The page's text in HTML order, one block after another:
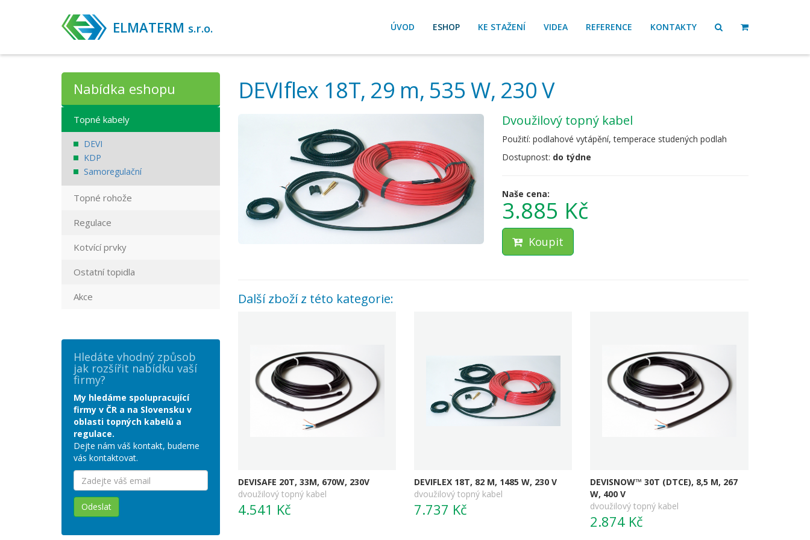
ELMATERM s.r.o. ÚVOD ESHOP KE STAŽENÍ VIDEA REFERENCE KONTAKTY
DEVIflex 18T, 29 m, 535 W, 230 V
dvoužilový topný kabel
Použití: podlahové vytápění, temperace studených podlah
Dostupnost: do týdne
Naše cena:
3.885 Kč
Koupit
Další zboží z této kategorie:
DEVISAFE 20T, 33M, 670W, 230V
dvoužilový topný kabel
4.541 Kč
DEVIFLEX 18T, 82 M, 1485 W, 230 V
dvoužilový topný kabel
7.737 Kč
DEVISNOW™ 30T (DTCE), 8,5 M, 267
W, 400 V
dvoužilový topný kabel
2.874 Kč
Nabídka eshopu
Topné kabely
DEVI
KDP
Samoregulační
Topné rohože
Regulace
Kotvící prvky
Ostatní topidla
Akce
Hledáte vhodný způsob
jak rozšířit nabídku vaší
firmy?
My hledáme spolupracující
firmy v ČR a na Slovensku v
oblasti topných kabelů a
regulace.
Dejte nám váš kontakt, budeme
vás kontaktovat.
Odeslat